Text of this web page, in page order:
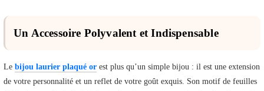
Un Accessoire Polyvalent et Indispensable
Le bijou laurier plaqué or est plus qu’un simple bijou : il est une extension
de votre personnalité et un reflet de votre goût exquis. Son motif de feuilles